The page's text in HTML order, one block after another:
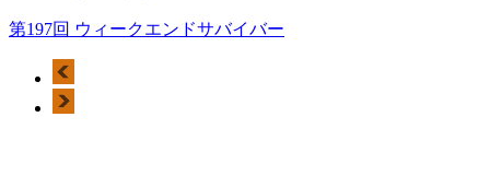
第197回 ウィークエンドサバイバー